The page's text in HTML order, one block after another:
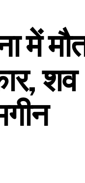
में
शव